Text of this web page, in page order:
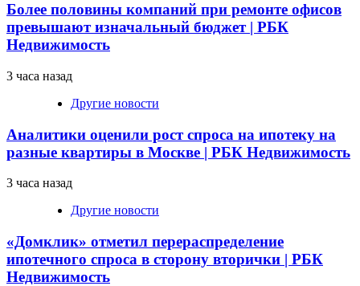
Более половины компаний при ремонте офисов
превышают изначальный бюджет | РБК
Недвижимость
3 часа назад
Другие новости
Аналитики оценили рост спроса на ипотеку на
разные квартиры в Москве | РБК Недвижимость
3 часа назад
Другие новости
«Домклик» отметил перераспределение
ипотечного спроса в сторону вторички | РБК
Недвижимость